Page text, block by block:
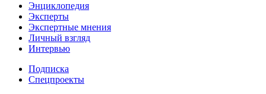
Энциклопедия
Эксперты
Экспертные мнения
Личный взгляд
Интервью
Подписка
Спецпроекты